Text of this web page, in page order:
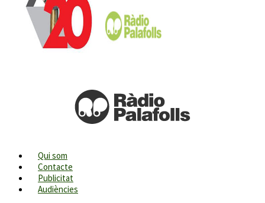
Qui som
Contacte
Publicitat
Audiències